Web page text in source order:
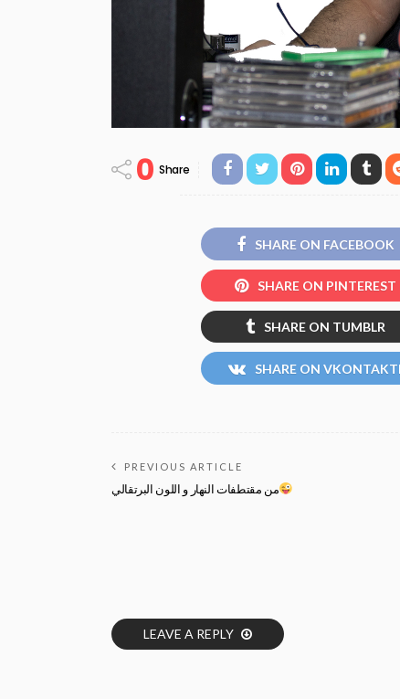
0 Share
SHARE ON FACEBOOK
SHARE ON PINTEREST
SHARE ON TUMBLR
SHARE ON
PREVIOUS ARTICLE
من مقتطفات النهار و اللون البرتقالي
LEAVE A REPLY